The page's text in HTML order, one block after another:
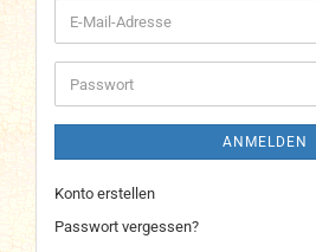
E-
Mail-
Adresse
Passwort
ANMELDEN
Konto erstellen
Passwort vergessen?